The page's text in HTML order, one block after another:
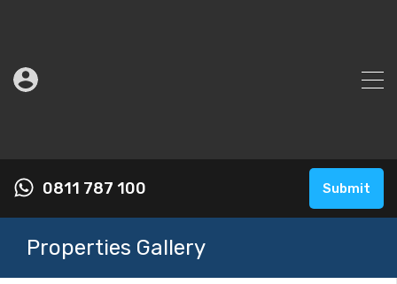
0811 787 100 Submit
Properties Gallery